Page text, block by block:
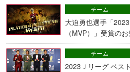
大迫勇也選手「
（MVP）」受賞の
チーム
2023Ｊリーグ ベス
チーム